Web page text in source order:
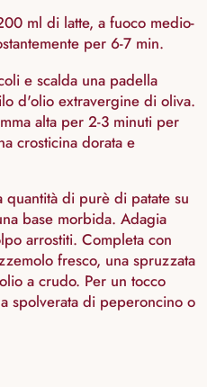
ml di latte, a fuoco medio-
per 6-7 min.
e scalda una padella
d'olio extravergine di oliva.
alta per 2-3 minuti per
crosticina dorata e
quantità di purè di patate su
base morbida. Adagia
arrostiti. Completa con
fresco, una spruzzata
a crudo. Per un tocco
spolverata di peperoncino o